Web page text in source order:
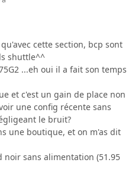
cette section, bcp sont
shuttle^^
...eh oui il a fait son temps
et c'est un gain de place non
une config récente sans
le bruit?
une boutique, et on m'as dit
noir sans alimentation (51.95